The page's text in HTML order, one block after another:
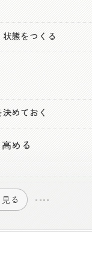
態をつくる
めておく
める
る